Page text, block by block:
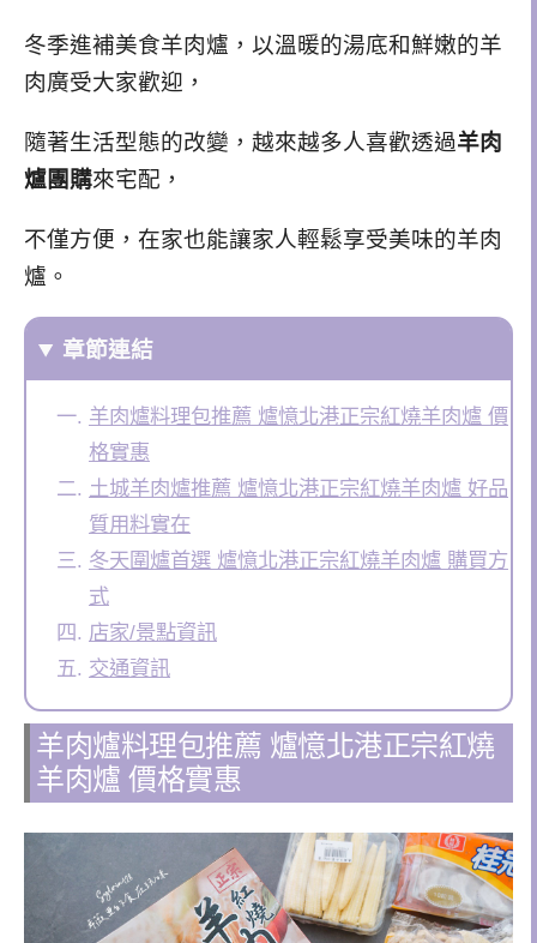
冬季進補美食羊肉爐，以溫暖的湯底和鮮嫩的羊
肉廣受大家歡迎，
隨著生活型態的改變，越來越多人喜歡透過羊肉
爐團購來宅配，
不僅方便，在家也能讓家人輕鬆享受美味的羊肉
爐。
章節連結
羊肉爐料理包推薦 爐憶北港正宗紅燒羊肉爐 價
格實惠
土城羊肉爐推薦 爐憶北港正宗紅燒羊肉爐 好品
質用料實在
冬天圍爐首選 爐憶北港正宗紅燒羊肉爐 購買方
式
店家/景點資訊
交通資訊
羊肉爐料理包推薦 爐憶北港正宗紅燒
羊肉爐 價格實惠